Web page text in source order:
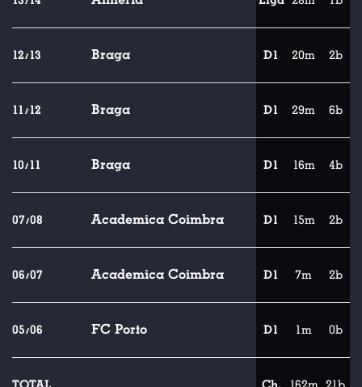
12/13 Braga D1 20m 2b
11/12 Braga D1 29m 6b
10/11 Braga D1 16m 4b
07/08 Academica Coimbra D1 15m 2b
06/07 Academica Coimbra D1 7m 2b
05/06 FC Porto D1 1m 0b